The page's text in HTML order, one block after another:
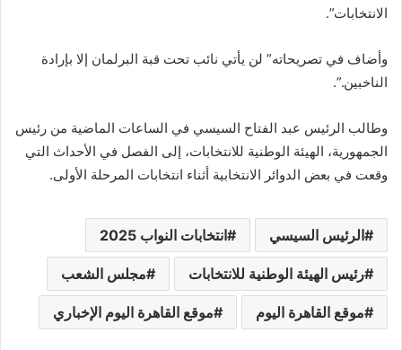
الانتخابات”.
وأضاف في تصريحاته” لن يأتي نائب تحت قبة البرلمان إلا بإرادة
الناخبين.”.
وطالب الرئيس عبد الفتاح السيسي في الساعات الماضية من رئيس
الجمهورية، الهيئة الوطنية للانتخابات، إلى الفصل في الأحداث التي
وقعت في بعض الدوائر الانتخابية أثناء انتخابات المرحلة الأولى.
الرئيس السيسي انتخابات النواب 2025
رئيس الهيئة الوطنية للانتخابات مجلس الشعب
موقع القاهرة اليوم موقع القاهرة اليوم الإخباري